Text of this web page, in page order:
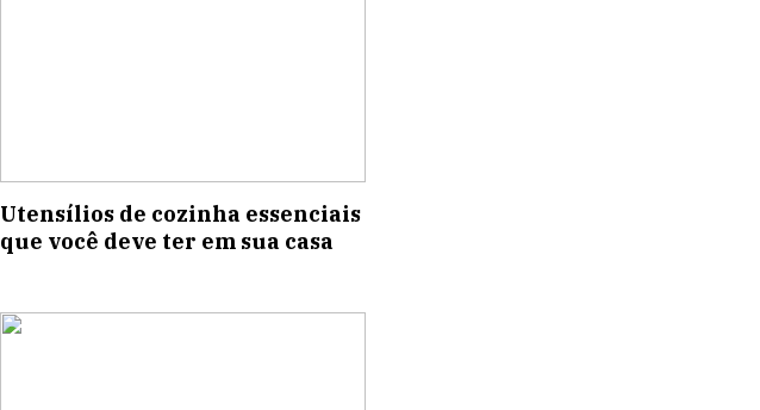
Utensílios de cozinha essenciais
que você deve ter em sua casa